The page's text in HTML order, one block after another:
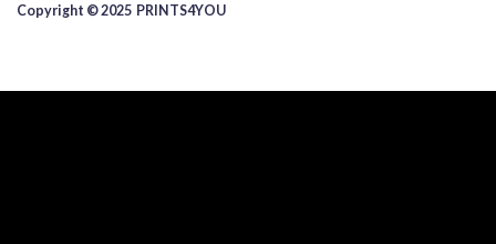
Copyright © 2025 ​PRINTS4YOU